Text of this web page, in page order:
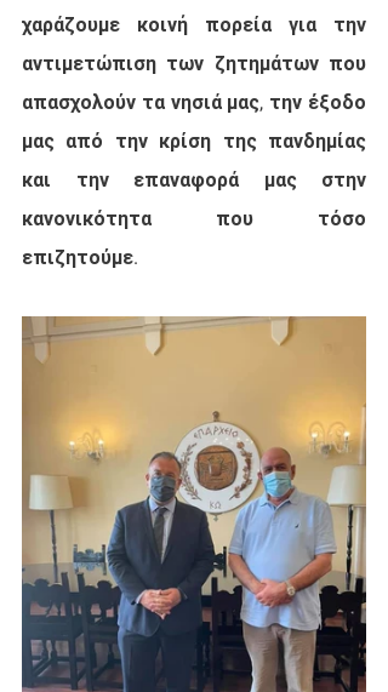
χαράζουμε κοινή πορεία για την
αντιμετώπιση των ζητημάτων που
απασχολούν τα νησιά μας, την έξοδο
μας από την κρίση της πανδημίας
και την επαναφορά μας στην
κανονικότητα που τόσο
επιζητούμε.